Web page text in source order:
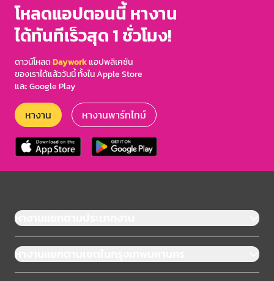
โหลดแอปตอนนี้ หางาน
ได้ทันทีเร็วสุด 1 ชั่วโมง!
ดาวน์โหลดDayworkแอปพลิเคชัน
ของเราได้แล้ววันนี้ ทั้งใน Apple Store
และ Google Play
หางาน หางานพาร์ทไทม์
หางานแยกตามประเภทงาน
หางานแยกตามเขตในกรุงเทพมหานคร